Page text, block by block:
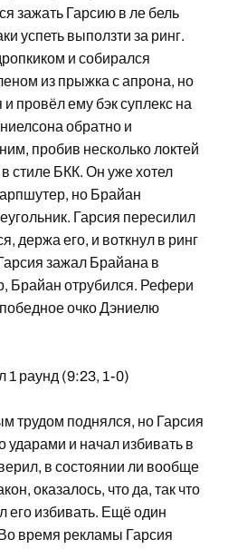
зажать Гарсию в ле бель
успеть выползти за ринг.
и собирался
из прыжка с апрона, но
и провёл ему бэк суплекс на
обратно и
пробив несколько локтей
в стиле БКК. Он уже хотел
но Брайан
Гарсия пересилил
держа его, и воткнул в ринг
зажал Брайана в
Брайан отрубился. Рефери
очко Дэниелю
1 раунд (9:23, 1-0)
трудом поднялся, но Гарсия
ударами и начал избивать в
в состоянии ли вообще
оказалось, что да, так что
его избивать. Ещё один
время рекламы Гарсия